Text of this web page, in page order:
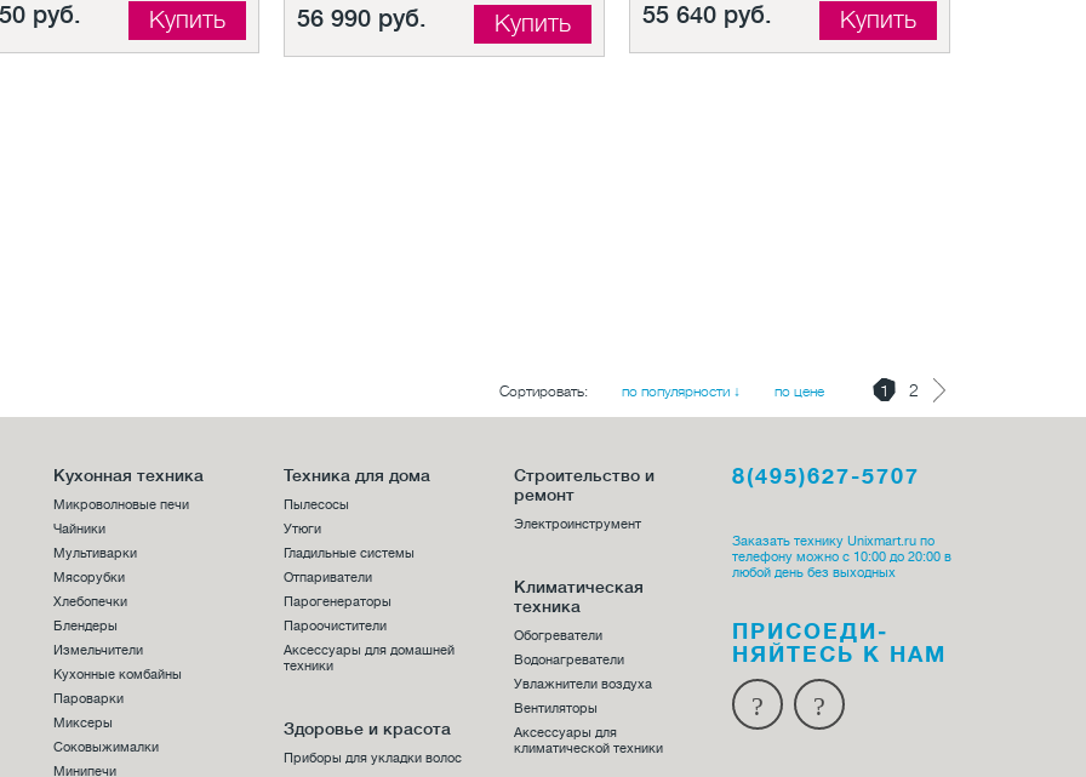
руб. Купить 56 990 руб. Купить 55 640 руб. Купить
1 2
Сортировать: по популярности ↓ по цене
Кухонная техника
Микроволновые печи
Чайники
Мультиварки
Мясорубки
Хлебопечки
Блендеры
Измельчители
Кухонные комбайны
Пароварки
Миксеры
Соковыжималки
Минипечи
Техника для дома
Пылесосы
Утюги
Гладильные системы
Отпариватели
Парогенераторы
Пароочистители
Аксессуары для домашней
техники
Здоровье и красота
Приборы для укладки волос
Строительство и
ремонт
Электроинструмент
Климатическая
техника
Обогреватели
Водонагреватели
Увлажнители воздуха
Вентиляторы
Аксессуары для
климатической техники
8(495)627-5707
Заказать технику Unixmart.ru по
телефону можно с 10:00 до 20:00 в
любой день без выходных
ПРИСОЕДИ­
НЯЙТЕСЬ К НАМ